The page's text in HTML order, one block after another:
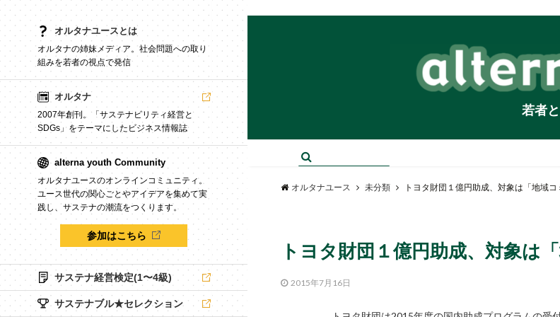
オルタナユースとは
オルタナの姉妹メディア。社会問題への取り
組みを若者の視点で発信
オルタナ
2007年創刊。「サステナビリティ経営と
SDGs」をテーマにしたビジネス情報誌
alterna youth Community
オルタナユースのオンラインコミュニティ。
ユース世代の関心ごとやアイデアを集めて実
践し、サステナの潮流をつくります。
参加はこちら
サステナ経営検定(1〜4級)
サステナブル★セレクション
若者
オルタナユース 未分類 トヨタ財団１億円助成、対象は「地域
トヨタ財団１億円助成、対象は
2015年7月16日